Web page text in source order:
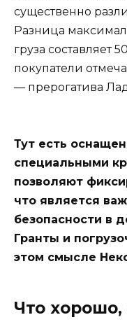
существенно
Разница
груза составляет
покупатели
— прерогатива
Тут есть
специальными
позволяют
что является
безопасности в
Гранты и
этом смысле
Что хорошо,